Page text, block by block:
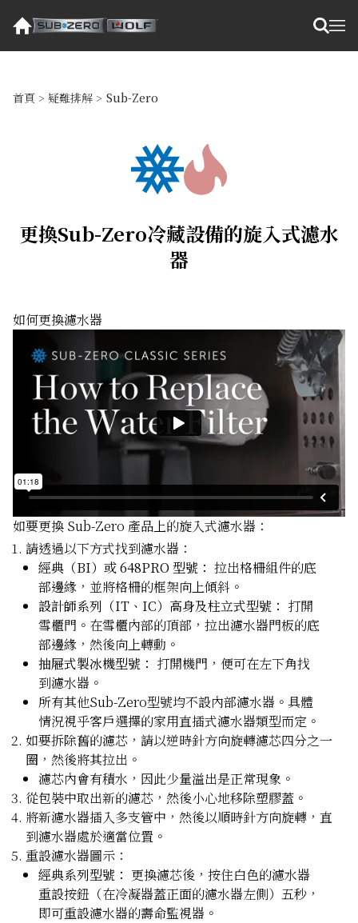
首頁 > 疑難排解 > Sub-Zero
更換Sub-Zero冷藏設備的旋入式濾水
器
如何更換濾水器
如要更換 Sub-Zero 產品上的旋入式濾水器：
請透過以下方式找到濾水器：
經典（BI）或 648PRO 型號： 拉出格柵組件的底
部邊緣，並將格柵的框架向上傾斜。
設計師系列（IT、IC）高身及柱立式型號： 打開
雪櫃門。在雪櫃內部的頂部，拉出濾水器門板的底
部邊緣，然後向上轉動。
抽屜式製冰機型號： 打開機門，便可在左下角找
到濾水器。
所有其他Sub-Zero型號均不設內部濾水器。具體
情況視乎客戶選擇的家用直插式濾水器類型而定。
如要拆除舊的濾芯，請以逆時針方向旋轉濾芯四分之一
圈，然後將其拉出。
濾芯內會有積水，因此少量溢出是正常現象。
從包裝中取出新的濾芯，然後小心地移除塑膠蓋。
將新濾水器插入多支管中，然後以順時針方向旋轉，直
到濾水器處於適當位置。
重設濾水器圖示：
經典系列型號： 更換濾芯後，按住白色的濾水器
重設按鈕（在冷凝器蓋正面的濾水器左側）五秒，
即可重設濾水器的壽命監視器。